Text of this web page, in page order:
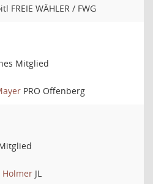
FREIE WÄHLER / FWG
Mitglied
PRO Offenberg
Holmer JL